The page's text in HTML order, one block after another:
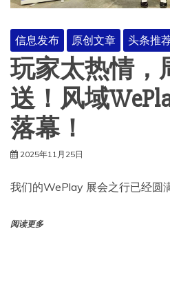
信息发布 原创文章 头条推
玩家太热情，
送！风域
落幕！
2025年11月25日
我们的WePlay 展会之行已经圆
阅读更多